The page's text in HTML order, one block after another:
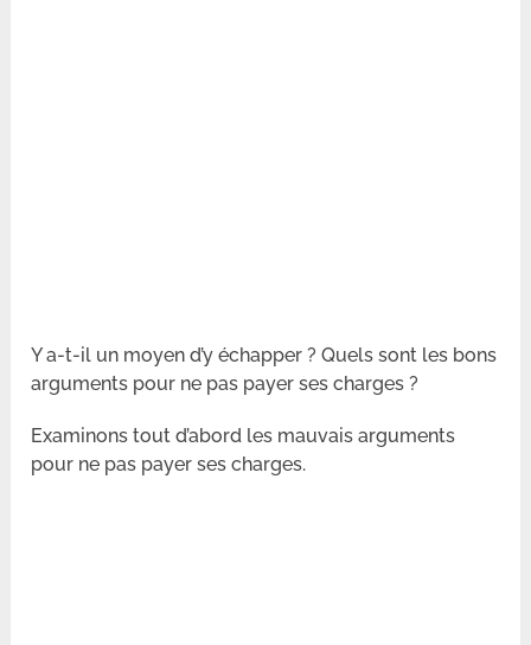
Y a-t-il un moyen d’y échapper ? Quels sont les bons
arguments pour ne pas payer ses charges ?
Examinons tout d’abord les mauvais arguments
pour ne pas payer ses charges.